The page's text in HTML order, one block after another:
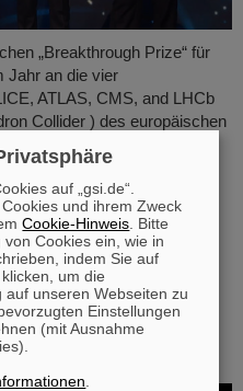
„Breakthrough Prize“ für
Jahr an die vier
ATLAS, CMS, and LHCb
Collider ) des europäischen
mehr als 40 frühere und
FAIR sind maßgeblich
mit ihren
angesehenen Preis
US-Dollar dotiert ist…
Quantentheorie mit
Kernreaktion
auf „gsi.de“.
und ihrem Zweck
Cookie-Hinweis . Bitte
Cookies ein, wie in
indem Sie auf
klicken, um die
unseren Webseiten zu
Einstellungen
(mit Ausnahme